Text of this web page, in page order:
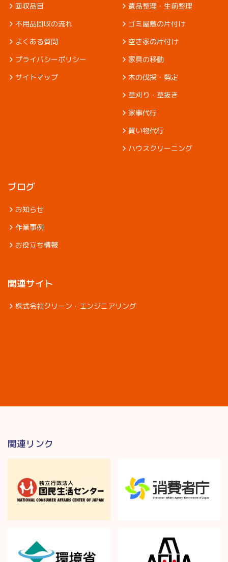
回収品目
不用品回収の流れ
よくある質問
プライバシーポリシー
サイトマップ
遺品整理・生前整理
ゴミ屋敷の片付け
空き家の片付け
家具の移動
木の伐採・剪定
草刈り・草抜き
家事代行
買い物代行
ハウスクリーニング
ブログ
お知らせ
作業事例
お役立ち情報
関連サイト
株式会社クリーン・エンジニアリング
関連リンク